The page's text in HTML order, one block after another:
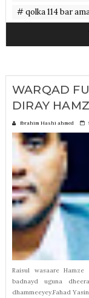
# qolka 114 bar
WARQAD
DIRAY
Ibrahim Hashi ahmed
Raisul wasaare
badnayd uguna
dhammeeyey.Fahad